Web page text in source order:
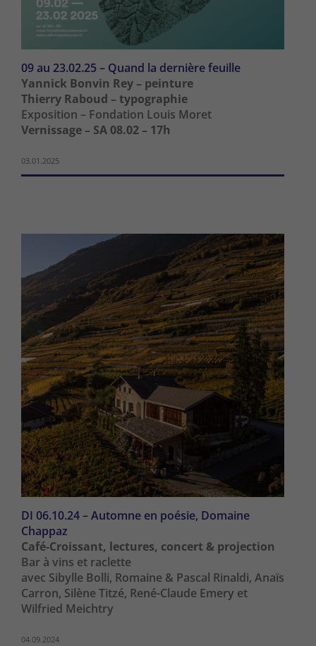
09 au 23.02.25 – Quand la dernière feuille
Yannick Bonvin Rey – peinture
Thierry Raboud – typographie
Exposition – Fondation Louis Moret
Vernissage – SA 08.02 – 17h
03.01.2025
DI 06.10.24 – Automne en poésie, Domaine
Chappaz
Café-Croissant, lectures, concert & projection
Bar à vins et raclette
avec Sibylle Bolli, Romaine & Pascal Rinaldi, Anaïs
Carron, Silène Titzé, René-Claude Emery et
Wilfried Meichtry
04.09.2024